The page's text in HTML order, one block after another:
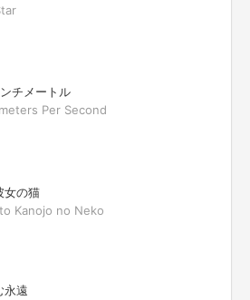
チメートル
Per Second
女の猫
Kanojo no Neko
永遠